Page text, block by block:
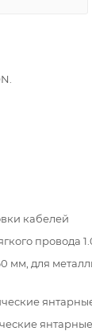
кабелей
провода
мм, для